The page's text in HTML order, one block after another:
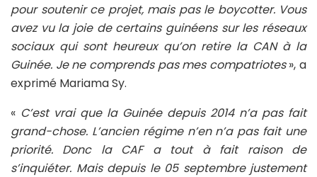
pour soutenir ce projet, mais pas le boycotter. Vous
avez vu la joie de certains guinéens sur les réseaux
sociaux qui sont heureux qu’on retire la CAN à la
Guinée. Je ne comprends pas mes compatriotes», a
exprimé Mariama Sy.
« C’est vrai que la Guinée depuis 2014 n’a pas fait
grand-chose. L’ancien régime n’en n’a pas fait une
priorité. Donc la CAF a tout à fait raison de
s’inquiéter. Mais depuis le 05 septembre justement